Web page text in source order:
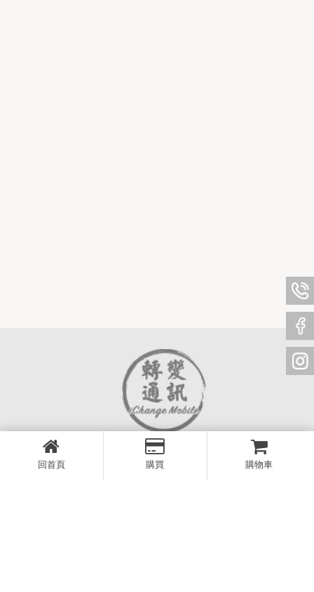
回首頁 購買 購物車
OUR INFO